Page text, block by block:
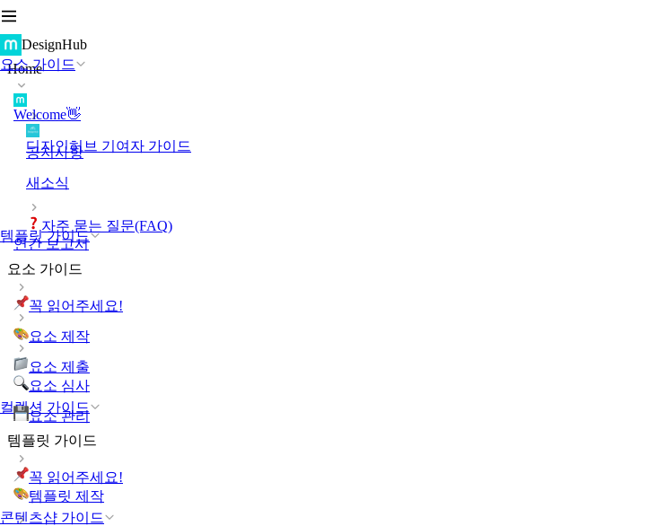
DesignHub
요소 가이드
템플릿 가이드
컬렉션 가이드
콘텐츠샵 가이드
Home
Welcome👋
디자인허브 기여자 가이드
공지사항
새소식
자주 묻는 질문(FAQ)
연간 보고서
요소 가이드
꼭 읽어주세요!
요소 제작
요소 제출
요소 심사
요소 관리
템플릿 가이드
꼭 읽어주세요!
템플릿 제작